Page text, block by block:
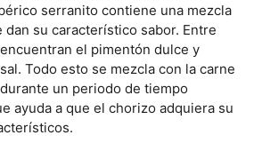
serranito contiene una mezcla
dan su característico sabor. Entre
el pimentón dulce y
Todo esto se mezcla con la carne
un periodo de tiempo
ayuda a que el chorizo adquiera su